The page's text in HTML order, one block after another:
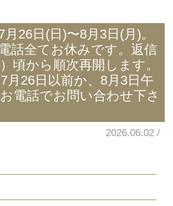
月26日(日)〜8月3日(月)。
話全てお休みです。返信
頃から順次再開します。
月26日以前か、8月3日午
電話でお問い合わせ下さ
2026.06.02